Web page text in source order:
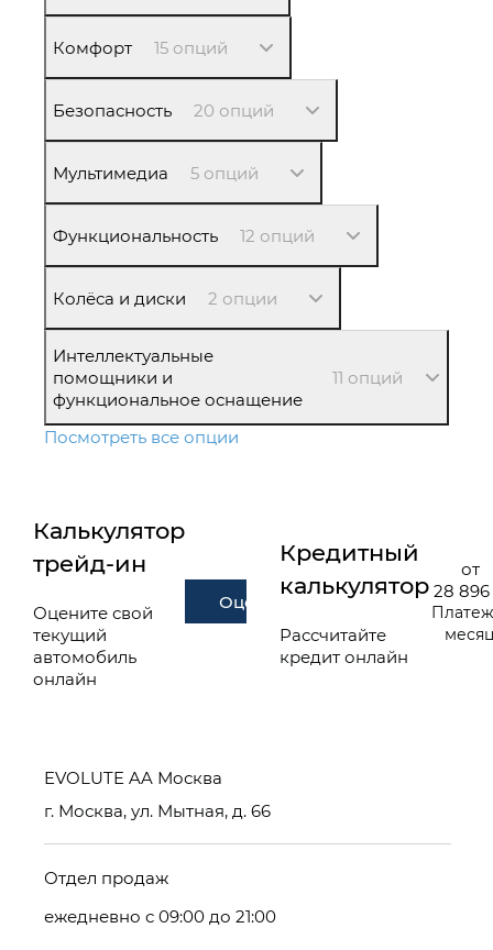
Комфорт 15 опций
Безопасность 20 опций
Мультимедиа 5 опций
Функциональность 12 опций
Колёса и диски 2 опции
Интеллектуальные
помощники и
функциональное оснащение
11 опций
Посмотреть все опции
Калькулятор
трейд-ин
Оцените свой
текущий
автомобиль
онлайн
Оценить
Кредитный
калькулятор
Рассчитайте
кредит онлайн
от
28
EVOLUTE AA Москва
г. Москва, ул. Мытная, д. 66
Отдел продаж
ежедневно с 09:00 до 21:00